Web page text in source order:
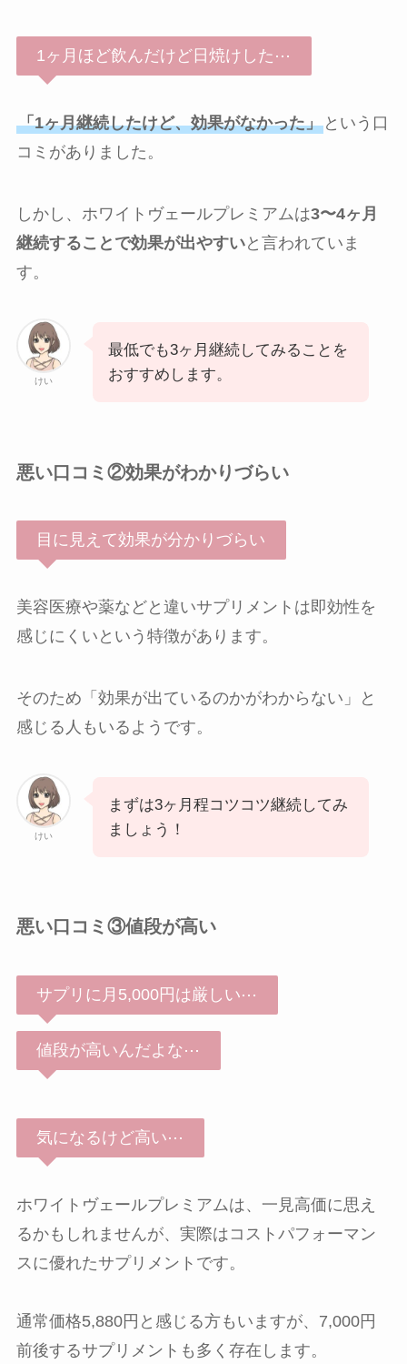
1ヶ月ほど飲んだけど日焼けした⋯
「1ヶ月継続したけど、効果がなかった」という口
コミがありました。
しかし、ホワイトヴェールプレミアムは3〜4ヶ月
継続することで効果が出やすいと言われていま
す。
けい
最低でも3ヶ月継続してみることを
おすすめします。
悪い口コミ②効果がわかりづらい
目に見えて効果が分かりづらい
美容医療や薬などと違いサプリメントは即効性を
感じにくいという特徴があります。
そのため「効果が出ているのかがわからない」と
感じる人もいるようです。
けい
まずは3ヶ月程コツコツ継続してみ
ましょう！
悪い口コミ③値段が高い
サプリに月5,000円は厳しい⋯
値段が高いんだよな⋯
気になるけど高い⋯
ホワイトヴェールプレミアムは、一見高価に思え
るかもしれませんが、実際はコストパフォーマン
スに優れたサプリメントです。
通常価格5,880円と感じる方もいますが、7,000円
前後するサプリメントも多く存在します。